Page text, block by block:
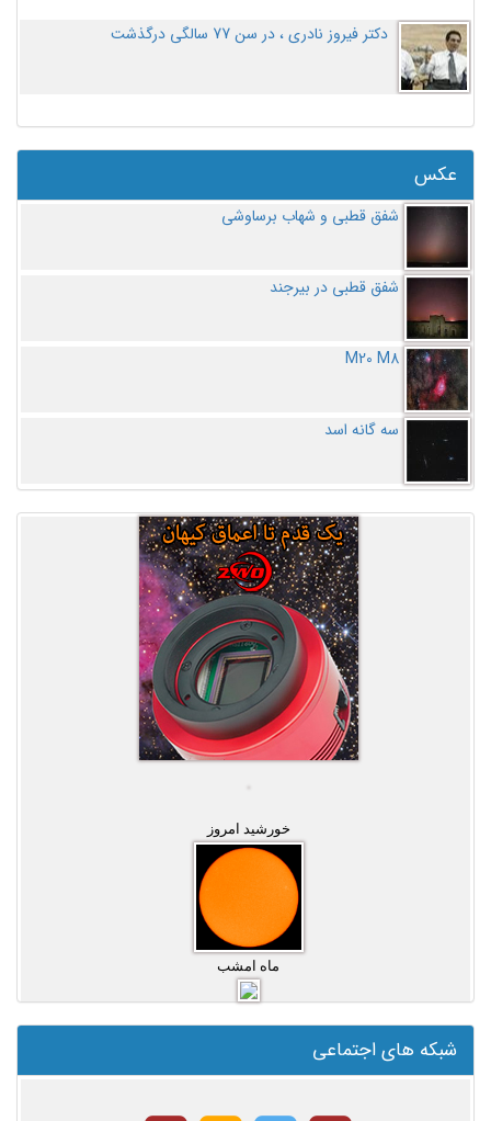
دکتر فیروز نادری ، در سن 77 سالگی درگذشت
عکس
شفق قطبی و شهاب برساوشی
شفق قطبی در بیرجند
M20 M8
سه گانه اسد
خورشید امروز
ماه امشب
شبکه های اجتماعی